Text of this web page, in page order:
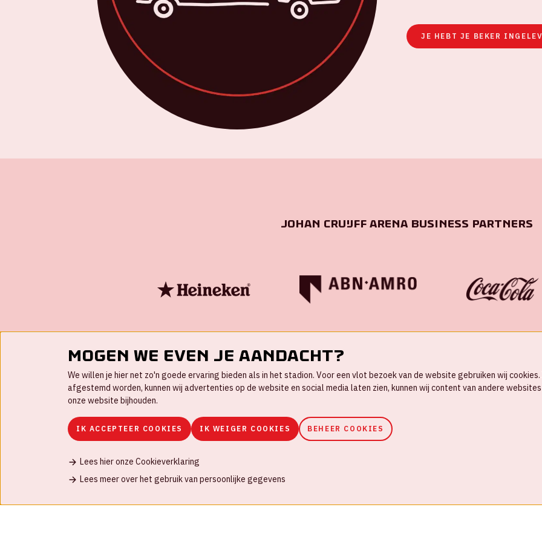
JE HEBT JE BEKER
Johan Cruijff ArenA Business Partners
Contact FAQ Werken bij
Mogen we even je aandacht?
We willen je hier net zo'n goede ervaring bieden als in het stadion. Voor een vlot bezoek van de website gebruiken wij
afgestemd worden, kunnen wij advertenties op de website en social media laten zien, kunnen wij content van andere
onze website bijhouden.
IK ACCEPTEER COOKIES IK WEIGER COOKIES BEHEER COOKIES
Lees hier onze Cookieverklaring
Lees meer over het gebruik van persoonlijke gegevens